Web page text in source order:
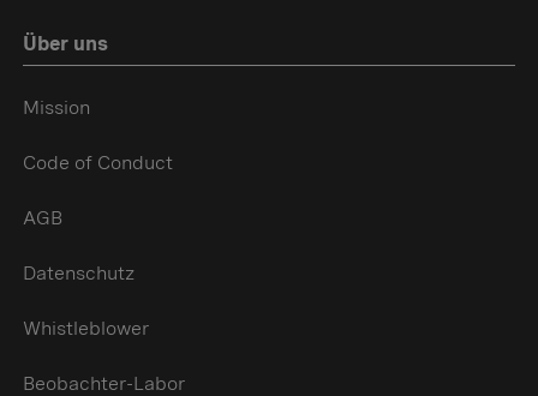
Über uns
Mission
Code of Conduct
AGB
Datenschutz
Whistleblower
Beobachter-Labor